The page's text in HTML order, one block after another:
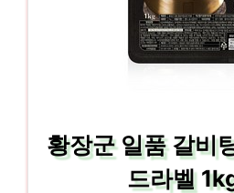
황장군 일품 갈비
드라벨